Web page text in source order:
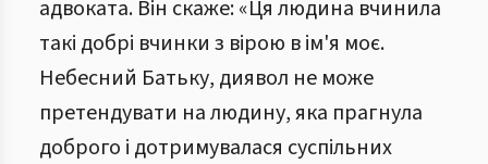
адвоката. Він скаже: «Ця людина вчинила
такі добрі вчинки з вірою в ім'я моє.
Небесний Батьку, диявол не може
претендувати на людину, яка прагнула
доброго і дотримувалася суспільних